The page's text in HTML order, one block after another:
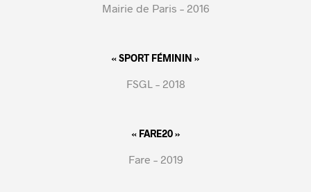
Mairie de Paris – 2016
« SPORT FÉMININ »
FSGL – 2018
« FARE20 »
Fare – 2019